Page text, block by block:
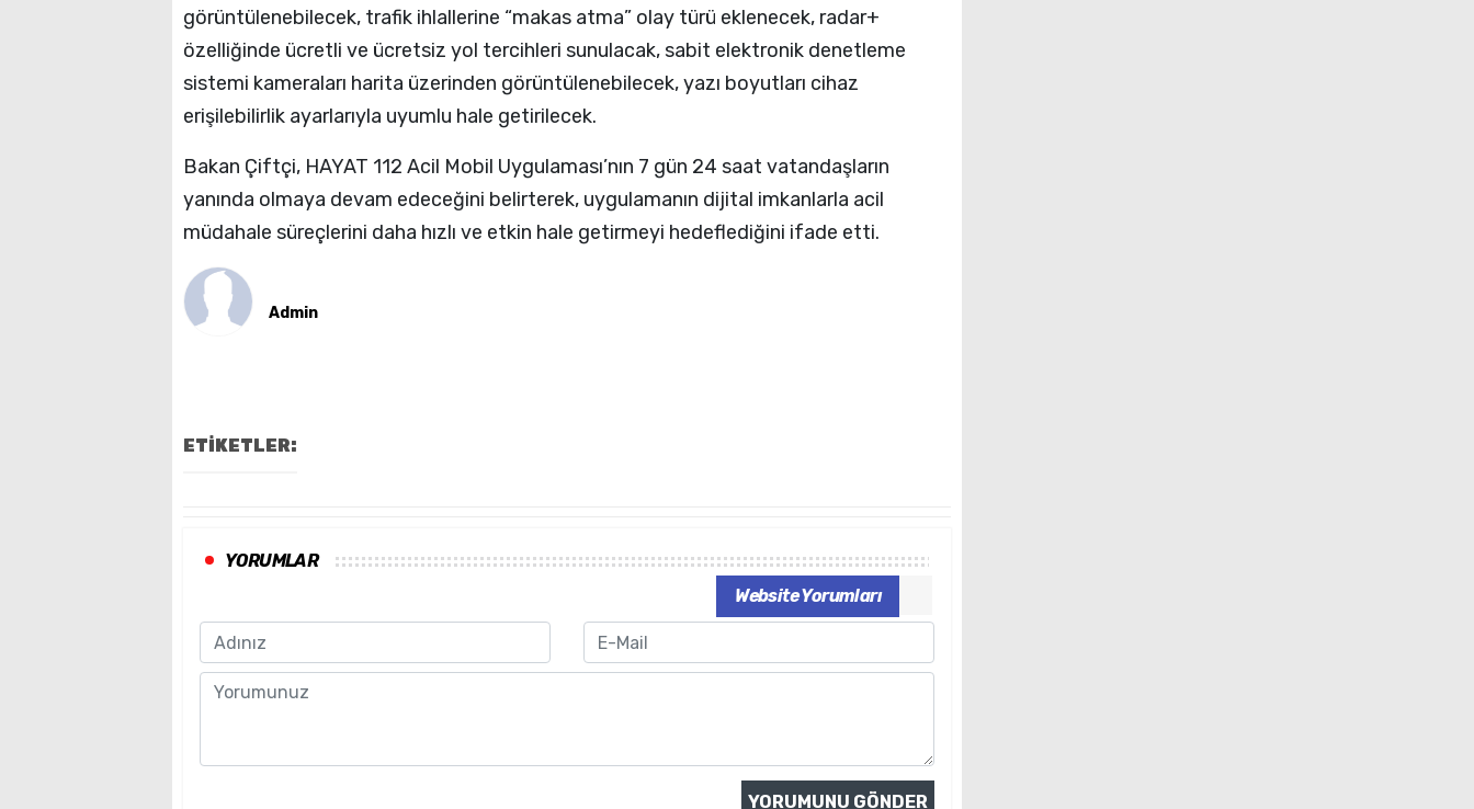
görüntülenebilecek, trafik ihlallerine “makas atma” olay türü eklenecek, radar+
özelliğinde ücretli ve ücretsiz yol tercihleri sunulacak, sabit elektronik denetleme
sistemi kameraları harita üzerinden görüntülenebilecek, yazı boyutları cihaz
erişilebilirlik ayarlarıyla uyumlu hale getirilecek.
Bakan Çiftçi, HAYAT 112 Acil Mobil Uygulaması’nın 7 gün 24 saat vatandaşların
yanında olmaya devam edeceğini belirterek, uygulamanın dijital imkanlarla acil
müdahale süreçlerini daha hızlı ve etkin hale getirmeyi hedeflediğini ifade etti.
Admin
ETİKETLER:
YORUMLAR
Website Yorumları
Name
Email
Comment